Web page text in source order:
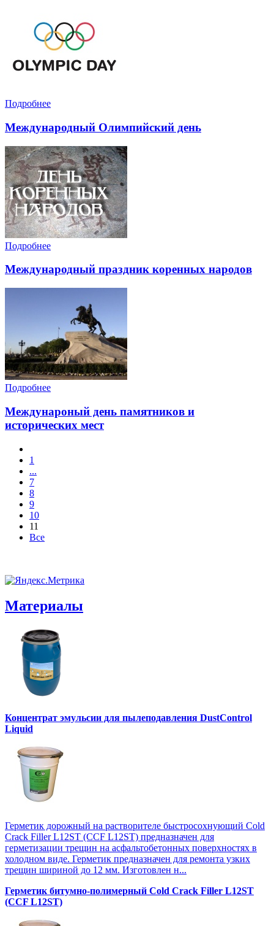
Подробнее
Международный Олимпийский день
Подробнее
Международный праздник коренных народов
Подробнее
Междунароный день памятников и
исторических мест
1
...
7
8
9
10
11
Все
Материалы
Концентрат эмульсии для пылеподавления DustControl
Liquid
Герметик дорожный на растворителе быстросохнующий Cold
Crack Filler L12SТ (CCF L12SТ) предназначен для
герметизации трещин на асфальтобетонных поверхностях в
холодном виде. Герметик предназначен для ремонта узких
трещин шириной до 12 мм. Изготовлен н...
Герметик битумно-полимерный Cold Crack Filler L12SТ
(CCF L12SТ)